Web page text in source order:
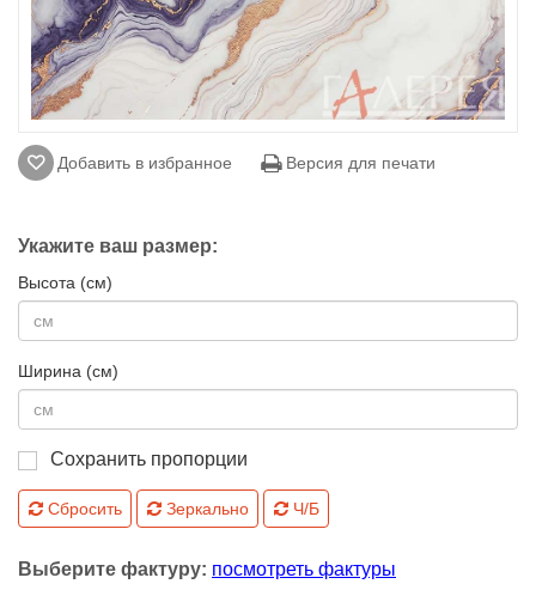
Добавить в избранное Версия для печати
Укажите ваш размер:
Высота (см)
Ширина (см)
Сохранить пропорции
Сбросить Зеркально Ч/Б
Выберите фактуру: посмотреть фактуры